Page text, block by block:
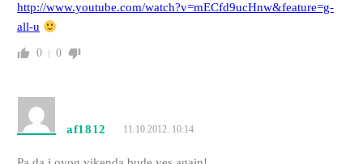
http://www.youtube.com/watch?v=mECfd9ucHnw&feature=g-
all-u
0 0
af1812 11.10.2012. 10:14